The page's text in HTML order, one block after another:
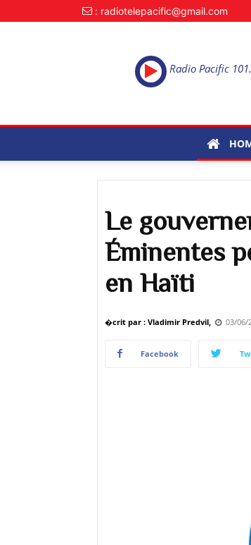
: radiotelepacific@gmail.com
Radio Pacific
Le
Éminentes
en Haïti
�crit par : Vladimir Predvil, 03/06/
Facebook